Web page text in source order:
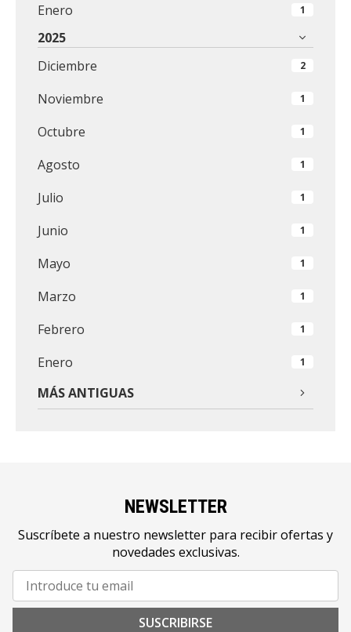
Enero 1
2025
Diciembre
2
Noviembre 1
Octubre 1
Agosto 1
Julio 1
Junio 1
Mayo 1
Marzo 1
Febrero 1
Enero 1
MÁS ANTIGUAS
NEWSLETTER
Suscríbete a nuestro newsletter para recibir ofertas y
novedades exclusivas.
SUSCRIBIRSE